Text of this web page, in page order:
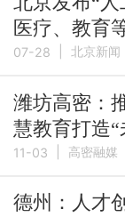
医疗、教育
07-28 北京新闻
潍坊高密：
慧教育打造“
11-03 高密融媒
德州：人才